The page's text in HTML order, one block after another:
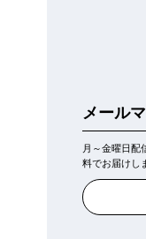
メール
月～金曜日配
料でお届けし